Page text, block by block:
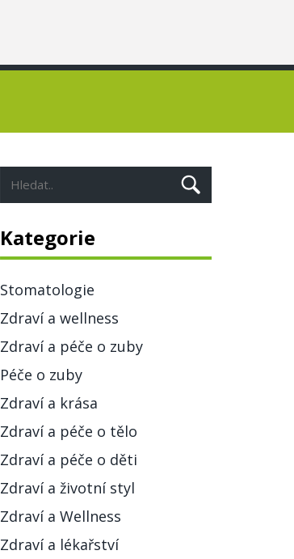
Kategorie
Stomatologie
Zdraví a wellness
Zdraví a péče o zuby
Péče o zuby
Zdraví a krása
Zdraví a péče o tělo
Zdraví a péče o děti
Zdraví a životní styl
Zdraví a Wellness
Zdraví a lékařství